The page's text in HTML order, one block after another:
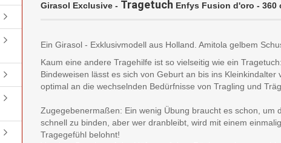
Girasol Exclusive - Tragetuch Enfys Fusion d'oro - 360
Ein Girasol - Exklusivmodell aus Holland. Amitola gelbem
Kaum eine andere Tragehilfe ist so vielseitig wie ein
Bindeweisen lässt es sich von Geburt an bis ins Kleinkindalter
optimal an die wechselnden Bedürfnisse von Tragling und
Zugegebenermaßen: Ein wenig Übung braucht es schon, um
schnell zu binden, aber wer dranbleibt, wird mit einem
Tragegefühl belohnt!